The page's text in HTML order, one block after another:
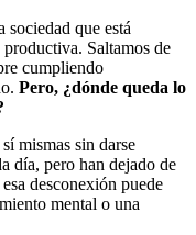
sociedad que está
Saltamos de
cumpliendo
Pero, ¿dónde queda lo
mismas sin darse
día, pero han dejado de
desconexión puede
mental o una